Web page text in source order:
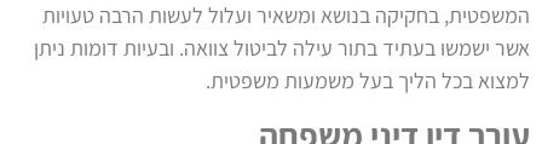
המשפטית, בחקיקה בנושא ומשאיר ועלול לעשות הרבה טעויות
אשר ישמשו בעתיד בתור עילה לביטול צוואה. ובעיות דומות ניתן
למצוא בכל הליך בעל משמעות משפטית.
עורך דין דיני משפחה